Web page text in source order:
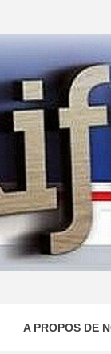
A PROPOS DE